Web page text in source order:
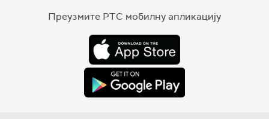
Преузмите РТС мобилну апликацију